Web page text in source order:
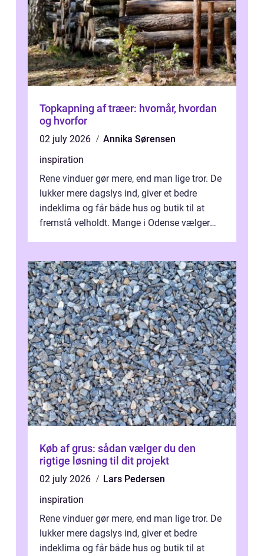
Topkapning af træer: hvornår, hvordan
og hvorfor
02 july 2026
Annika Sørensen
inspiration
Rene vinduer gør mere, end man lige tror. De
lukker mere dagslys ind, giver et bedre
indeklima og får både hus og butik til at
fremstå velholdt. Mange i Odense vælger
Køb af grus: sådan vælger du den
rigtige løsning til dit projekt
02 july 2026
Lars Pedersen
inspiration
Rene vinduer gør mere, end man lige tror. De
lukker mere dagslys ind, giver et bedre
indeklima og får både hus og butik til at